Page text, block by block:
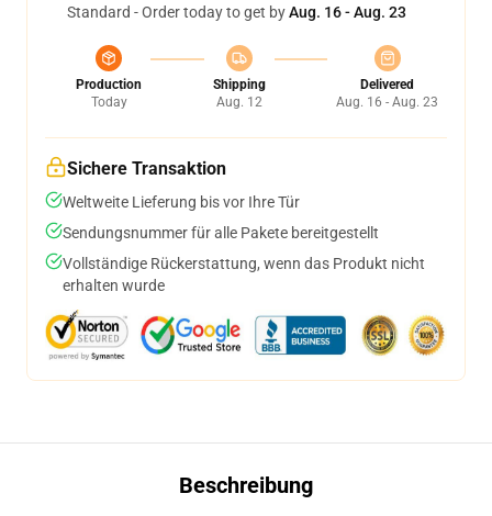
Standard - Order today to get byAug. 16 - Aug. 23
Production
Today
Shipping
Aug. 12
Delivered
Aug. 16 - Aug. 23
Sichere Transaktion
Weltweite Lieferung bis vor Ihre Tür
Sendungsnummer für alle Pakete bereitgestellt
Vollständige Rückerstattung, wenn das Produkt nicht
erhalten wurde
Beschreibung